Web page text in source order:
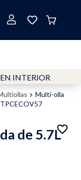
INTERIOR
Multi-olla
de 5.7L